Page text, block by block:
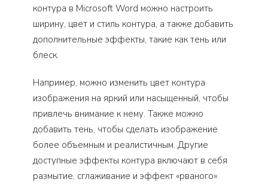
контура в Microsoft Word можно настроить
ширину, цвет и стиль контура, а также добавить
дополнительные эффекты, такие как тень или
блеск.
Например, можно изменить цвет контура
изображения на яркий или насыщенный, чтобы
привлечь внимание к нему. Также можно
добавить тень, чтобы сделать изображение
более объемным и реалистичным. Другие
доступные эффекты контура включают в себя
размытие, сглаживание и эффект «рваного»